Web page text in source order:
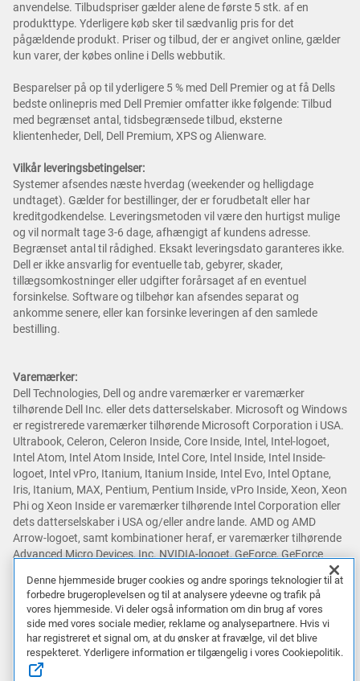
anvendelse. Tilbudspriser gælder alene de første 5 stk. af en
produkttype. Yderligere køb sker til sædvanlig pris for det
pågældende produkt. Priser og tilbud, der er angivet online, gælder
kun varer, der købes online i Dells webbutik.
Besparelser på op til yderligere 5 % med Dell Premier og at få Dells
bedste onlinepris med Dell Premier omfatter ikke følgende: Tilbud
med begrænset antal, tidsbegrænsede tilbud, eksterne
klientenheder, Dell, Dell Premium, XPS og Alienware.
Vilkår leveringsbetingelser:
Systemer afsendes næste hverdag (weekender og helligdage
undtaget). Gælder for bestillinger, der er forudbetalt eller har
kreditgodkendelse. Leveringsmetoden vil være den hurtigst mulige
og vil normalt tage 3-6 dage, afhængigt af kundens adresse.
Begrænset antal til rådighed. Eksakt leveringsdato garanteres ikke.
Dell er ikke ansvarlig for eventuelle tab, gebyrer, skader,
tillægsomkostninger eller udgifter forårsaget af en eventuel
forsinkelse. Software og tilbehør kan afsendes separat og
ankomme senere, eller kan forsinke leveringen af den samlede
bestilling.
Varemærker:
Dell Technologies, Dell og andre varemærker er varemærker
tilhørende Dell Inc. eller dets datterselskaber. Microsoft og Windows
er registrerede varemærker tilhørende Microsoft Corporation i USA.
Ultrabook, Celeron, Celeron Inside, Core Inside, Intel, Intel-logoet,
Intel Atom, Intel Atom Inside, Intel Core, Intel Inside, Intel Inside-
logoet, Intel vPro, Itanium, Itanium Inside, Intel Evo, Intel Optane,
Iris, Itanium, MAX, Pentium, Pentium Inside, vPro Inside, Xeon, Xeon
Phi og Xeon Inside er varemærker tilhørende Intel Corporation eller
dets datterselskaber i USA og/eller andre lande. AMD og AMD
Arrow-logoet, samt kombinationer heraf, er varemærker tilhørende
Advanced Micro Devices, Inc. NVIDIA-logoet, GeForce, GeForce
RTX, GeForce RTX Super, GeForce GTX, GeForce GTX Super, GRID,
SHIELD, Battery Boost, Reflex, DLSS, CUDA, FXAA, GameStream, G-
SYNC, G-SYNC Ultimate, NVLINK, ShadowPlay, SLI, TXAA, PhysX,
GeForce Experience, GeForce NOW, Maxwell, Pascal og Turing er
varemærker og/eller registrerede varemærker tilhørende NVIDIA
Corporation i USA og andre lande. Snapdragon er et varemærke
eller registreret varemærke tilhørende Qualcomm Incorporated.
Denne hjemmeside bruger cookies og andre sporings teknologier til at
forbedre brugeroplevelsen og til at analysere ydeevne og trafik på
vores hjemmeside. Vi deler også information om din brug af vores
side med vores sociale medier, reklame og analysepartnere. Hvis vi
har registreret et signal om, at du ønsker at fravælge, vil det blive
respekteret. Yderligere information er tilgængelig i vores Cookiepolitik.